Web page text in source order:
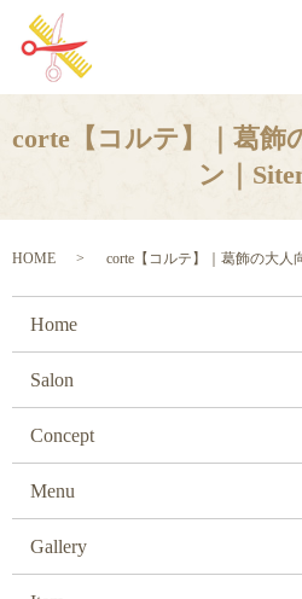
corte【コルテ】｜葛飾
ン｜
HOME corte【コルテ】｜葛飾の大人
Home
Salon
Concept
Menu
Gallery